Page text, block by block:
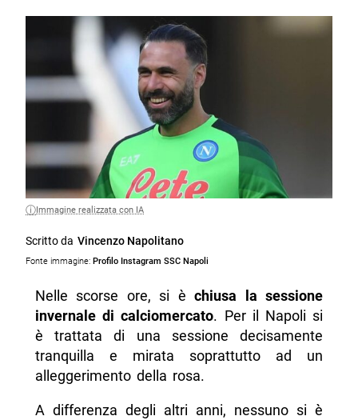
Immagine realizzata con IA
Scritto da Vincenzo Napolitano
Fonte immagine: Profilo Instagram SSC Napoli
Nelle scorse ore, si èchiusa la sessione
invernale di calciomercato. Per il Napoli si
è trattata di una sessione decisamente
tranquilla e mirata soprattutto ad un
alleggerimento della rosa.
A differenza degli altri anni, nessuno si è